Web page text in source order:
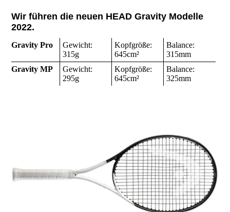
Wir führen die neuen HEAD Gravity Modelle
2022.
Gravity Pro
Gewicht:
315g
Kopfgröße:
645cm²
Balance:
315mm
Gravity MP
Gewicht:
295g
Kopfgröße:
645cm²
Balance:
325mm